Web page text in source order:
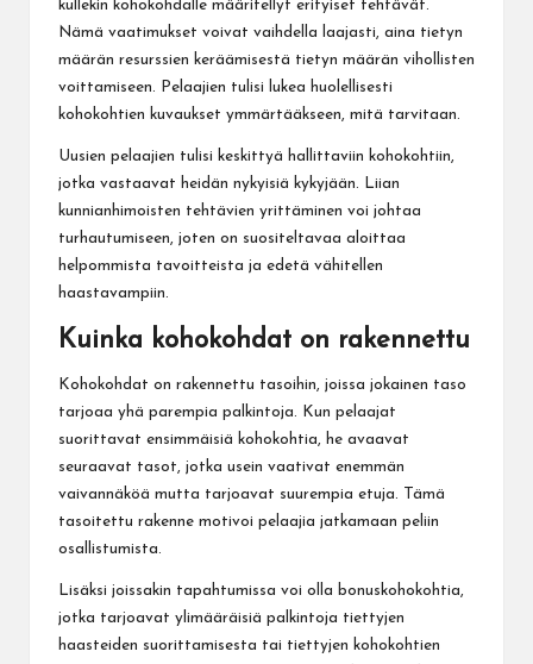
kullekin kohokohdalle määritellyt erityiset tehtävät.
Nämä vaatimukset voivat vaihdella laajasti, aina tietyn
määrän resurssien keräämisestä tietyn määrän vihollisten
voittamiseen. Pelaajien tulisi lukea huolellisesti
kohokohtien kuvaukset ymmärtääkseen, mitä tarvitaan.
Uusien pelaajien tulisi keskittyä hallittaviin kohokohtiin,
jotka vastaavat heidän nykyisiä kykyjään. Liian
kunnianhimoisten tehtävien yrittäminen voi johtaa
turhautumiseen, joten on suositeltavaa aloittaa
helpommista tavoitteista ja edetä vähitellen
haastavampiin.
Kuinka kohokohdat on rakennettu
Kohokohdat on rakennettu tasoihin, joissa jokainen taso
tarjoaa yhä parempia palkintoja. Kun pelaajat
suorittavat ensimmäisiä kohokohtia, he avaavat
seuraavat tasot, jotka usein vaativat enemmän
vaivannäköä mutta tarjoavat suurempia etuja. Tämä
tasoitettu rakenne motivoi pelaajia jatkamaan peliin
osallistumista.
Lisäksi joissakin tapahtumissa voi olla bonuskohokohtia,
jotka tarjoavat ylimääräisiä palkintoja tiettyjen
haasteiden suorittamisesta tai tiettyjen kohokohtien